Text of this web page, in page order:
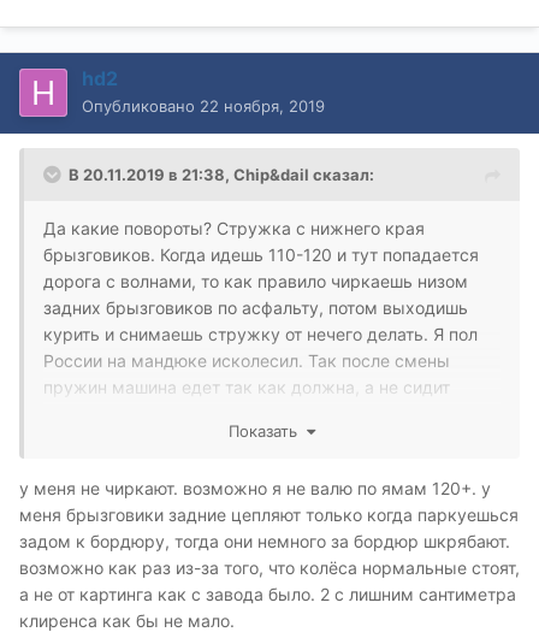
hd2
Опубликовано 22 ноября, 2019
В 20.11.2019 в 21:38, Chip&dail сказал:
Да какие повороты? Стружка с нижнего края
брызговиков. Когда идешь 110-120 и тут попадается
дорога с волнами, то как правило чиркаешь низом
задних брызговиков по асфальту, потом выходишь
курить и снимаешь стружку от нечего делать. Я пол
России на мандюке исколесил. Так после смены
пружин машина едет так как должна, а не сидит
Показать
у меня не чиркают. возможно я не валю по ямам 120+. у
меня брызговики задние цепляют только когда паркуешься
задом к бордюру, тогда они немного за бордюр шкрябают.
возможно как раз из-за того, что колёса нормальные стоят,
а не от картинга как с завода было. 2 с лишним сантиметра
клиренса как бы не мало.